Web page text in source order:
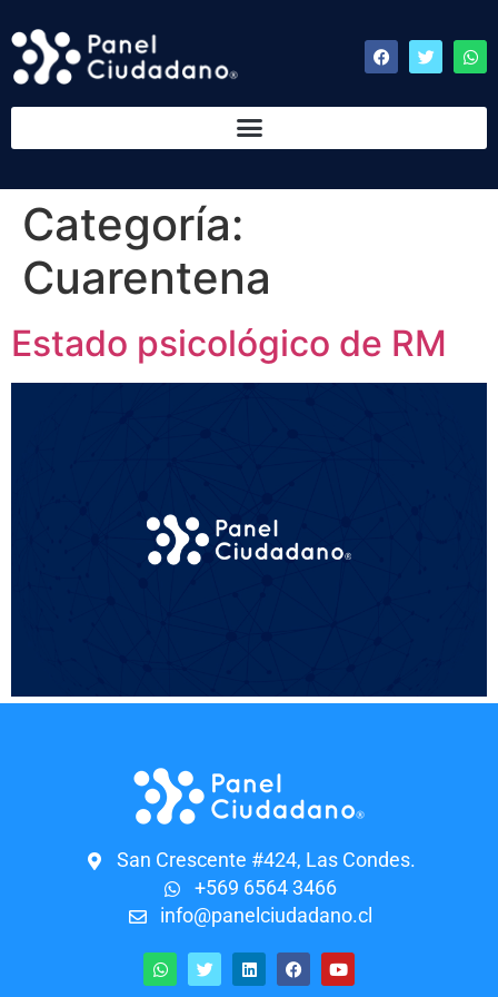
Categoría:
Cuarentena
Estado psicológico de RM
San Crescente #424, Las Condes.
+569 6564 3466
info@panelciudadano.cl